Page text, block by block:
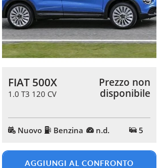
FIAT 500X
1.0 T3 120 CV
Prezzo non
disponibile
Nuovo Benzina n.d. 5
AGGIUNGI AL CONFRONTO